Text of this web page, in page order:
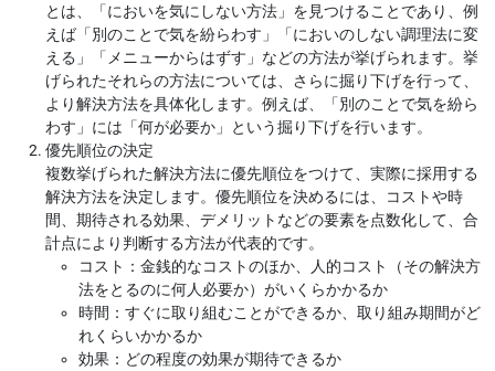
とは、「においを気にしない方法」を見つけることであり、例
えば「別のことで気を紛らわす」「においのしない調理法に変
える」「メニューからはずす」などの方法が挙げられます。挙
げられたそれらの方法については、さらに掘り下げを行って、
より解決方法を具体化します。例えば、「別のことで気を紛ら
わす」には「何が必要か」という掘り下げを行います。
優先順位の決定
複数挙げられた解決方法に優先順位をつけて、実際に採用する
解決方法を決定します。優先順位を決めるには、コストや時
間、期待される効果、デメリットなどの要素を点数化して、合
計点により判断する方法が代表的です。
コスト：金銭的なコストのほか、人的コスト（その解決方
法をとるのに何人必要か）がいくらかかるか
時間：すぐに取り組むことができるか、取り組み期間がど
れくらいかかるか
効果：どの程度の効果が期待できるか